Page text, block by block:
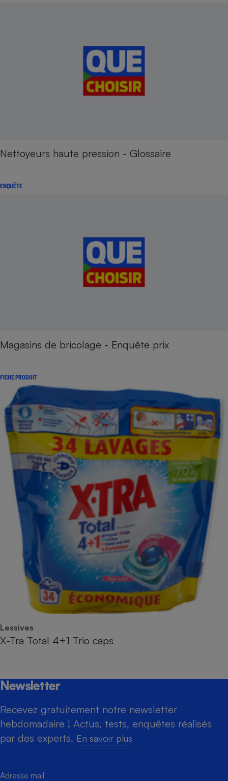
Nettoyeurs haute pression - Glossaire
ENQUÊTE
Magasins de bricolage - Enquête prix
FICHE PRODUIT
Lessives
X-Tra Total 4+1 Trio caps
Newsletter
Recevez gratuitement notre newsletter
hebdomadaire ! Actus, tests, enquêtes réalisés
par des experts. En savoir plus
Adresse mail